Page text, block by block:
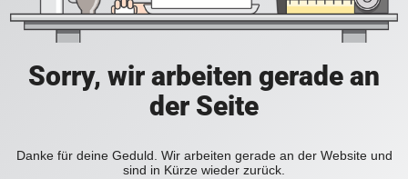
Sorry, wir arbeiten gerade an
der Seite
Danke für deine Geduld. Wir arbeiten gerade an der Website und
sind in Kürze wieder zurück.